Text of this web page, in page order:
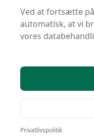
Forside
Bolig og
Diverse bolig og
Bedste
13
Velkommen til
og udvalgt 13 af de
Uanset om du leder
Ved at fortsætte
automatisk, at vi
vores
Privatlivspolitik